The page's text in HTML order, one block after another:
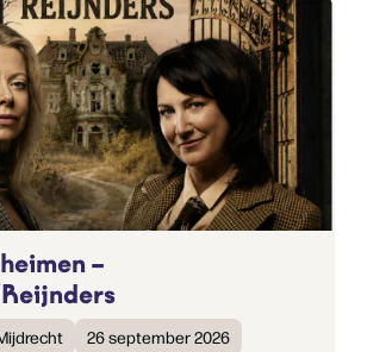
–
26 september 2026